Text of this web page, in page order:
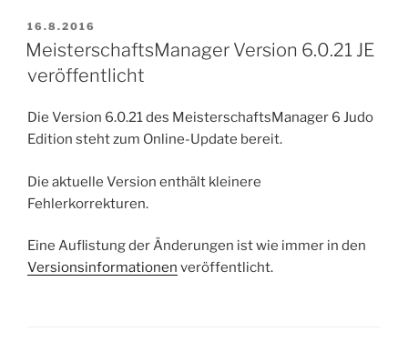
VERÖFFENTLICHT
AM
16.8.2016
MeisterschaftsManager Version 6.0.21 JE
veröffentlicht
Die Version 6.0.21 des MeisterschaftsManager 6 Judo
Edition steht zum Online-Update bereit.
Die aktuelle Version enthält kleinere
Fehlerkorrekturen.
Eine Auflistung der Änderungen ist wie immer in den
Versionsinformationen veröffentlicht.